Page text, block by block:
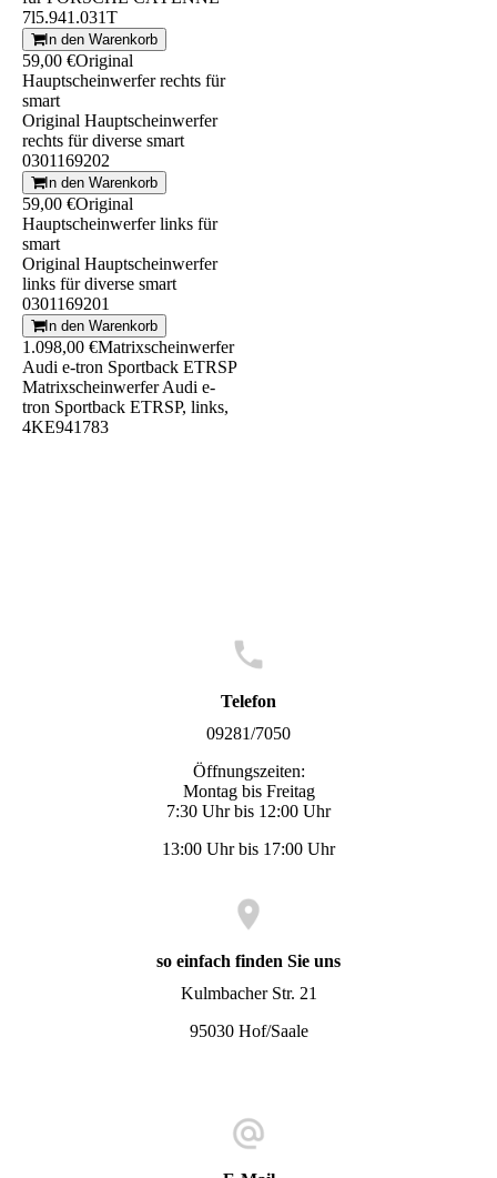
7l5.941.031T
In den Warenkorb
59,00 €Original
Hauptscheinwerfer rechts für
smart
Original Hauptscheinwerfer
rechts für diverse smart
0301169202
In den Warenkorb
59,00 €Original
Hauptscheinwerfer links für
smart
Original Hauptscheinwerfer
links für diverse smart
0301169201
In den Warenkorb
1.098,00 €Matrixscheinwerfer
Audi e-tron Sportback ETRSP
Matrixscheinwerfer Audi e-
tron Sportback ETRSP, links,
4KE941783
Telefon
09281/7050
Öffnungszeiten:
Montag bis Freitag
7:30 Uhr bis 12:00 Uhr
13:00 Uhr bis 17:00 Uhr
so einfach finden Sie uns
Kulmbacher Str. 21
95030 Hof/Saale